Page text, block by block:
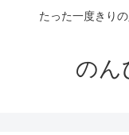
たった一度きり
のん